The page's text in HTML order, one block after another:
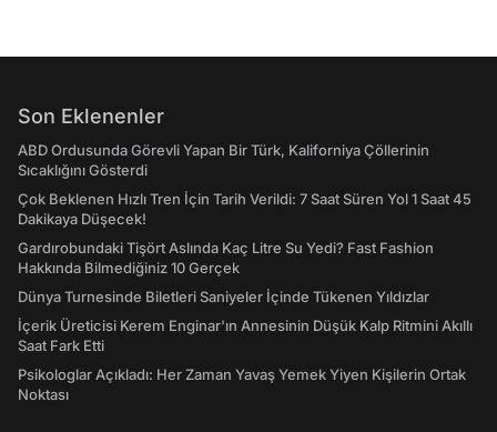
Son Eklenenler
ABD Ordusunda Görevli Yapan Bir Türk, Kaliforniya Çöllerinin
Sıcaklığını Gösterdi
Çok Beklenen Hızlı Tren İçin Tarih Verildi: 7 Saat Süren Yol 1 Saat 45
Dakikaya Düşecek!
Gardırobundaki Tişört Aslında Kaç Litre Su Yedi? Fast Fashion
Hakkında Bilmediğiniz 10 Gerçek
Dünya Turnesinde Biletleri Saniyeler İçinde Tükenen Yıldızlar
İçerik Üreticisi Kerem Enginar'ın Annesinin Düşük Kalp Ritmini Akıllı
Saat Fark Etti
Psikologlar Açıkladı: Her Zaman Yavaş Yemek Yiyen Kişilerin Ortak
Noktası